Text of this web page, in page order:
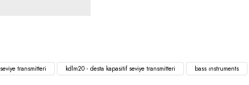
seviye transmitteri kdlm20 - desta kapasitif seviye transmitteri bass ınstruments